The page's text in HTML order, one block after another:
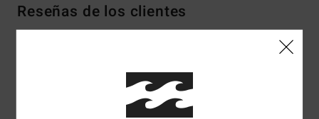
Reseñas de los clientes
5.0/5